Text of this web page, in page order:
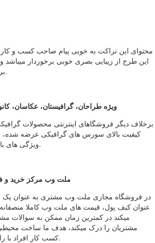
محتوای این تراکت به خوبی پیام صاحب کسب و
این طرح از زیبایی بصری خوبی برخوردار میباشد
برای شما حاصل خواهد شد.
ویژه طراحان، گرافیستان، عکاسان،
برخلاف دیگر فروشگاهای اینترنتی محصولات
کیفیت بالای سورس های گرافیکی عرضه شده،
ویژگی های بارز محصولات ما می باشد.
ملت وب مرکز خرید و
در فروشگاه مجازی ملت وب مشتری به عنوان
عنوان کیف پول، قیمت های ملت وب کاملا
میکند در کمترین زمان ممکن به سوالات
مشتریان را درک میکند، هدف ما ساخت
کسب کار افراد با راحتترین روش ها می باشد.